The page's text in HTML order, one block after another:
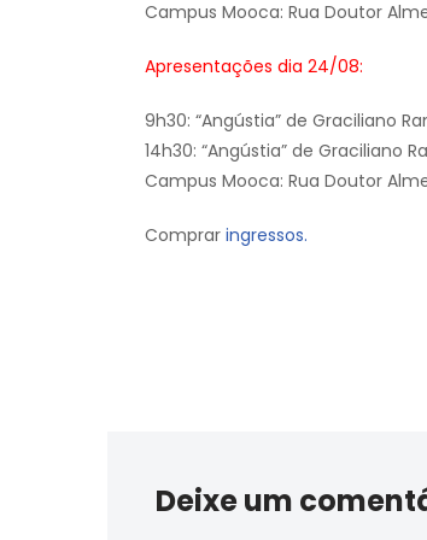
Campus Mooca: Rua Doutor
Apresentações dia 24/08:
9h30: “Angústia” de Graciliano
14h30: “Angústia” de Graciliano
Campus Mooca: Rua Doutor
Comprar ingressos.
Deixe um